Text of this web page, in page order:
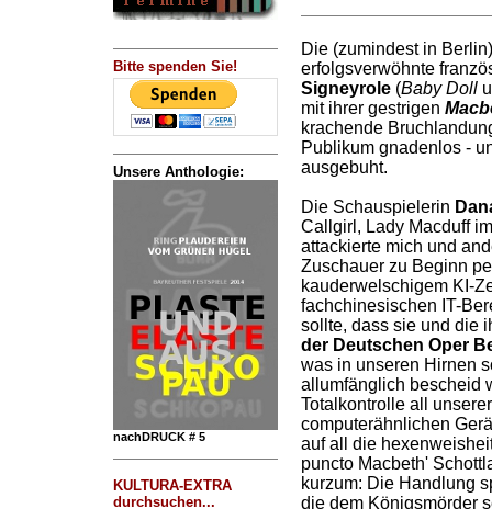
Bitte spenden Sie!
Unsere Anthologie:
nachDRUCK # 5
KULTURA-EXTRA
durchsuchen...
Die (zumindest in
erfolgsverwöhnte
Signeyrole(Baby Doll
mit ihrer gestrigen
krachende
Publikum gnadenlos -
ausgebuht.
Die Schauspielerin
Callgirl, Lady Macduff
attackierte mich und
Zuschauer zu Beginn
kauderwelschigem KI-
fachchinesischen IT-
sollte, dass sie und die
der Deutschen Oper
was in unseren Hirnen
allumfänglich bescheid
Totalkontrolle all
computerähnlichen
auf all die
puncto Macbeth'
kurzum: Die Handlung
die dem Königsmörder